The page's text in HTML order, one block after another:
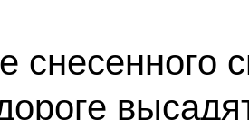
снесенного